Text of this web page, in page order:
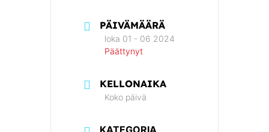
PÄIVÄMÄÄRÄ
loka 01 - 06 2024
Päättynyt
KELLONAIKA
Koko päivä